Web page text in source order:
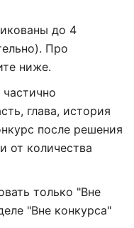
до 4
Про
ниже.
глава, история
после решения
от количества
только "Вне
"Вне конкурса"